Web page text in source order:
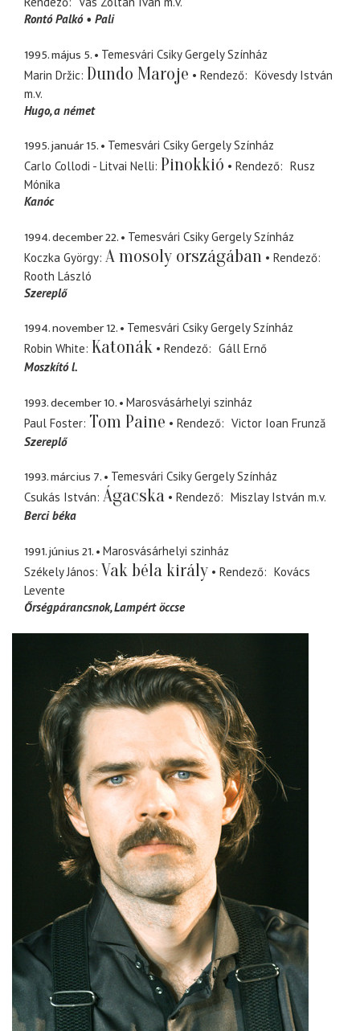
Rontó Palkó
Pali
1995. május 5.
Temesvári Csiky Gergely Színház
Marin Držic Dundo Maroje Rendező
Kövesdy István
m.v.
Hugo a német
1995. január 15.
Temesvári Csiky Gergely Színház
Carlo Collodi - Litvai Nelli Pinokkió Rendező
Rusz
Mónika
Kanóc
1994. december 22.
Temesvári Csiky Gergely Színház
Koczka György A mosoly országában
Rendező
Rooth László
Szereplő
1994. november 12.
Temesvári Csiky Gergely Színház
Robin White Katonák Rendező
Gáll Ernő
Moszkító l.
1993. december 10.
Marosvásárhelyi szinház
Paul Foster Tom Paine Rendező
Victor Ioan Frunză
Szereplő
1993. március 7.
Temesvári Csiky Gergely Színház
Csukás István Ágacska Rendező Miszlay István m.v.
Berci béka
1991. június 21.
Marosvásárhelyi szinház
Székely János Vak béla király Rendező
Kovács
Levente
Őrségpárancsnok Lampért öccse